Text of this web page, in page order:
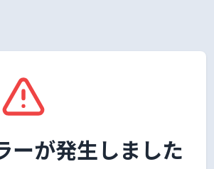
ーが発生しました